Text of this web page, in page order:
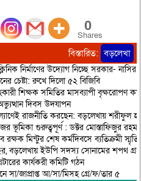
0
Shares
বিস্তারিত: বড়লেখা
নির্মাণের উদ্যোগ নিচ্ছে সরকার-
চেষ্টা: রুখে দিলো ৫২ বিজিবি
শিক্ষক সমিতির মাসব্যাপী বৃক্ষরোপণ
দিবস উদযাপন
রাজনীতি করছেন: বড়লেখায় শরীফুল
গুরুত্বপূর্ণ : ডক্টর মোস্তাফিজুর
রক্ষক মিন্টুর শেষ কর্মদিবসে ব্যতিক্রমী
বড়লেখায় ইউপি সদস্য সোনামের শপথ
কার্যকরী কমিটি গঠন
সা/জাপ্রাপ্ত আ/সা/মিসহ গ্রে/ফ/তার ৫